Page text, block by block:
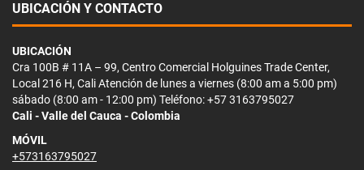
UBICACIÓN Y CONTACTO
UBICACIÓN
Cra 100B # 11A – 99, Centro Comercial Holguines Trade Center,
Local 216 H, Cali Atención de lunes a viernes (8:00 am a 5:00 pm)
sábado (8:00 am - 12:00 pm) Teléfono: +57 3163795027
Cali - Valle del Cauca - Colombia
MÓVIL
+573163795027